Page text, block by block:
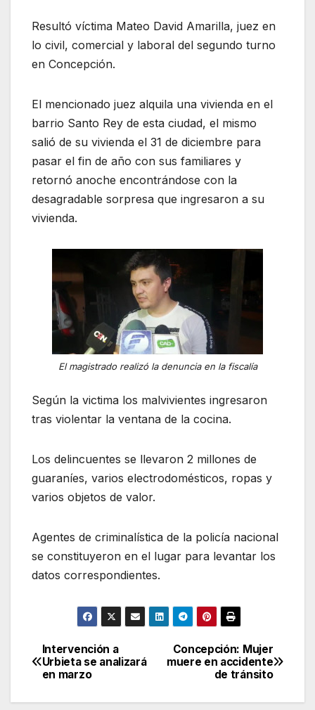
Resultó víctima Mateo David Amarilla, juez en
lo civil, comercial y laboral del segundo turno
en Concepción.
El mencionado juez alquila una vivienda en el
barrio Santo Rey de esta ciudad, el mismo
salió de su vivienda el 31 de diciembre para
pasar el fin de año con sus familiares y
retornó anoche encontrándose con la
desagradable sorpresa que ingresaron a su
vivienda.
El magistrado realizó la denuncia en la fiscalía
Según la victima los malvivientes ingresaron
tras violentar la ventana de la cocina.
Los delincuentes se llevaron 2 millones de
guaraníes, varios electrodomésticos, ropas y
varios objetos de valor.
Agentes de criminalística de la policía nacional
se constituyeron en el lugar para levantar los
datos correspondientes.
Navegación
de
Concepción: Mujer
muere en accidente
de tránsito
Intervención a
Urbieta se analizará
en marzo